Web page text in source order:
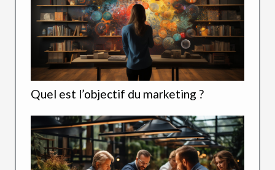
Quel est l’objectif du marketing ?